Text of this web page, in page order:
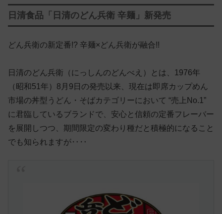
日清食品「日清のどん兵衛 辛麺」新発売
どん兵衛の新定番!? 辛麺×どん兵衛が融合!!
日清のどん兵衛（にっしんのどんべえ）とは、1976年
（昭和51年）8月9日の発売以来、現在は即席カップめん
市場の丼型うどん・そばカテゴリーにおいて “売上No.1”
に君臨しているブランドで、安心と信頼の定番フレーバー
を展開しつつ、期間限定の変わり種だと積極的になること
でも知られますが‥‥